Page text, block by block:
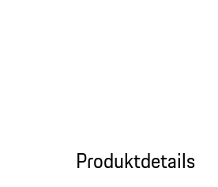
Produktdetails